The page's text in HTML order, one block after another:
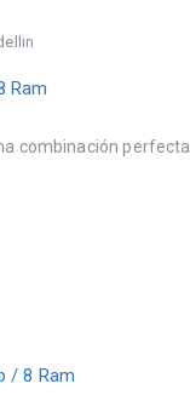
Ram
combinación perfecta
/ 8 Ram